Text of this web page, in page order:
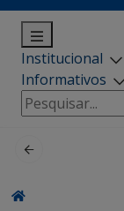
Institucional
Informativos
Pesquisar
por: